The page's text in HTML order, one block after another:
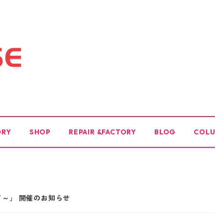
SHOP REPAIR &FACTORY BLOG
」 開催のお知らせ